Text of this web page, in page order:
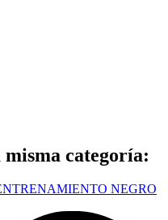
categoría: